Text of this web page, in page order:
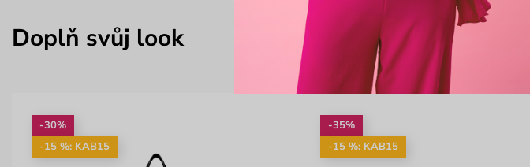
Doplň svůj look
-30%
-15 %: KAB15
-35%
-15 %: KAB15